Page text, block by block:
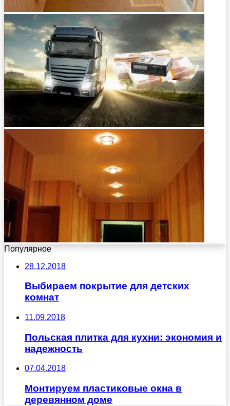
Популярное
28.12.2018
Выбираем покрытие для детских
комнат
11.09.2018
Польская плитка для кухни: экономия и
надежность
07.04.2018
Монтируем пластиковые окна в
деревянном доме